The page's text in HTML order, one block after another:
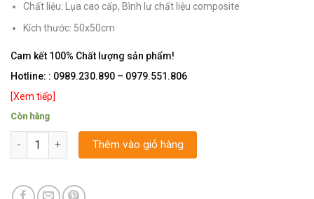
Chất liệu: Lụa cao cấp, Bình lư chất liệu composite
Kích thước: 50x50cm
Cam kết 100% Chất lượng sản phẩm!
Hotline: : 0989.230.890 – 0979.551.806
[Xem tiếp]
Còn hàng
Số lượng Thêm vào giỏ hàng